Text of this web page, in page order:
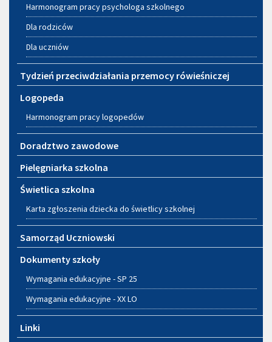
Harmonogram pracy psychologa szkolnego
Dla rodziców
Dla uczniów
Tydzień przeciwdziałania przemocy rówieśniczej
Logopeda
Harmonogram pracy logopedów
Doradztwo zawodowe
Pielęgniarka szkolna
Świetlica szkolna
Karta zgłoszenia dziecka do świetlicy szkolnej
Samorząd Uczniowski
Dokumenty szkoły
Wymagania edukacyjne - SP 25
Wymagania edukacyjne - XX LO
Linki